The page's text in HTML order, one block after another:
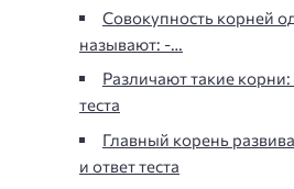
Совокупность корней
называют: -…
Различают такие
теста
Главный корень
и ответ теста